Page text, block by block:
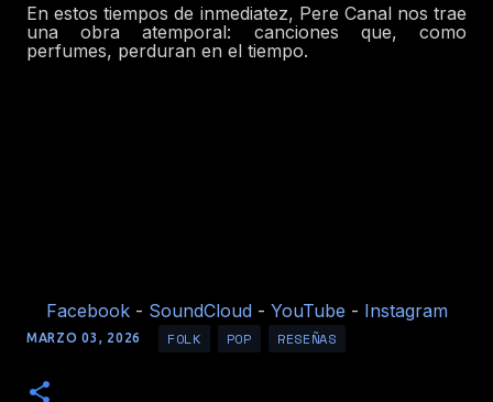
En estos tiempos de inmediatez, Pere Canal nos trae
una obra atemporal: canciones que, como
perfumes, perduran en el tiempo.
Facebook- SoundCloud- YouTube- Instagram
MARZO 03, 2026 FOLK POP RESEÑAS